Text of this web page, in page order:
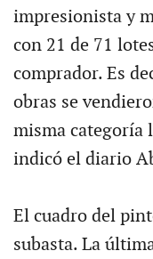
impresionista y
con 21 de 71
comprador. Es
obras se
misma categoría
indicó el diario
El cuadro del
subasta. La